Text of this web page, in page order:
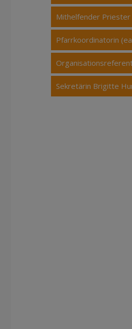
Mithelfender Priester
Pfarrkoordinatorin
Sekretärin Brigitte